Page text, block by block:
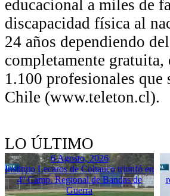
educacional a miles de
discapacidad física al
24 años dependiendo
completamente
1.100 profesionales
Chile (www.teleton.cl).
LO ÚLTIMO
6 Agosto, 2026
Instituto Lecaros de Coltauco triunfó en
4º Camp. Regional de Bandas de
Guerra